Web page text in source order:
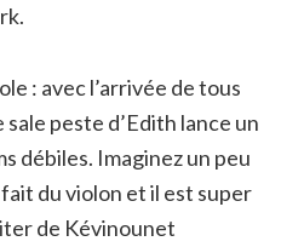
: avec l’arrivée de tous
peste d’Edith lance un
débiles. Imaginez un peu
du violon et il est super
de Kévinounet